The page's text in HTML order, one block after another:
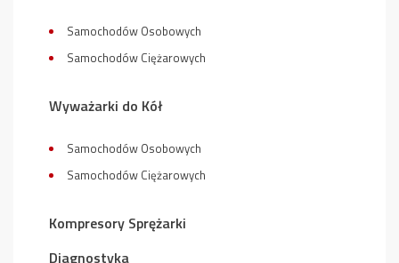
Samochodów Osobowych
Samochodów Ciężarowych
Wyważarki do Kół
Samochodów Osobowych
Samochodów Ciężarowych
Kompresory Sprężarki
Diagnostyka